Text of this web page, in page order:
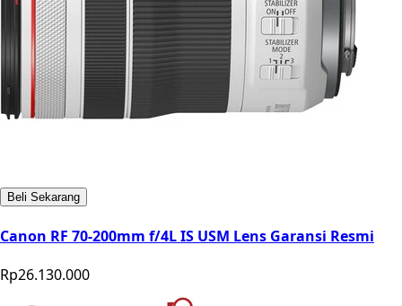
Beli Sekarang
Canon RF 70-200mm f/4L IS USM Lens Garansi Resmi
Rp26.130.000